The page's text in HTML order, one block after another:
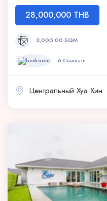
28,000,000 THB
2,000.00 SQM
6 Спальня
Центральный Хуа Хин